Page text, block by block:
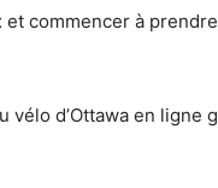
commencer à
vélo d’Ottawa en